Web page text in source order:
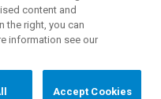
content and
the right, you can
information see our
Accept Cookies